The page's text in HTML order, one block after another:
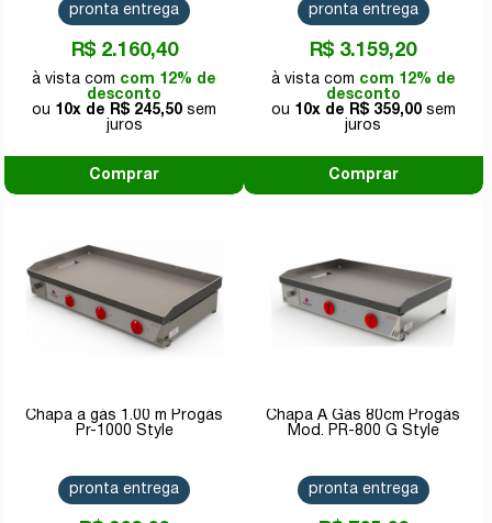
R$ 2.160,40
com 12% de
desconto
10x de
R$ 245,50
pronta entrega
Comprar
R$ 3.159,20
com 12% de
desconto
10x de
R$ 359,00
pronta entrega
Comprar
Chapa a gás 1.00 m Progás
Pr-1000 Style
pronta entrega
Chapa A Gás 80cm Progás
Mod. PR-800 G Style
pronta entrega